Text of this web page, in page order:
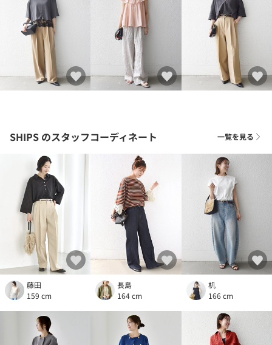
SHIPS のスタッフコーディネート 一覧を見る
藤田
159 cm
長島
164 cm
机
166 cm